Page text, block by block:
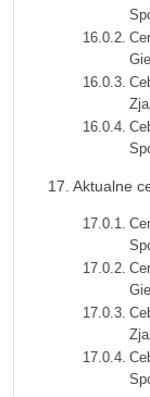
Aktualne